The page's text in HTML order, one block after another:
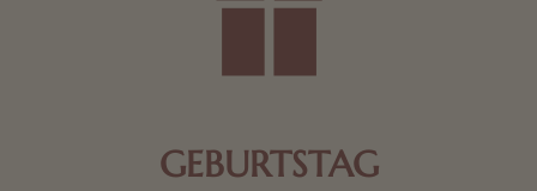
GEBURTSTAG